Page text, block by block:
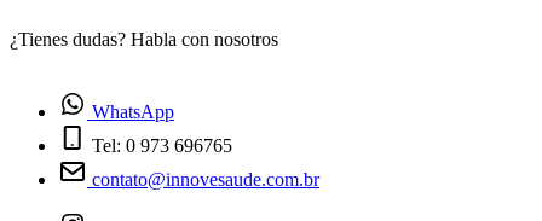
¿Tienes dudas? Habla con nosotros
WhatsApp
Tel: 0 973 696765
contato@innovesaude.com.br